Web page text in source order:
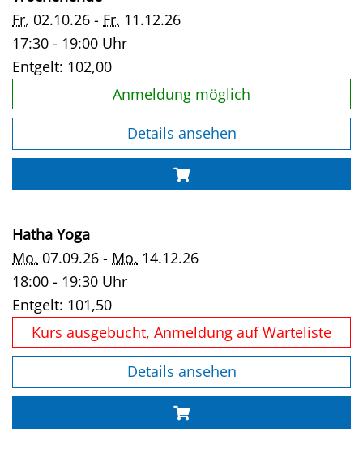
Fr. 02.10.26 - Fr. 11.12.26
17:30 - 19:00 Uhr
Entgelt: 102,00
Anmeldung möglich
Details ansehen
Hatha Yoga
Mo. 07.09.26 - Mo. 14.12.26
18:00 - 19:30 Uhr
Entgelt: 101,50
Kurs ausgebucht, Anmeldung auf Warteliste
Details ansehen